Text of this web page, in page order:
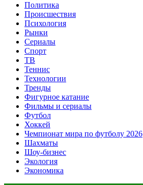
Политика
Происшествия
Психология
Рынки
Сериалы
Спорт
ТВ
Теннис
Технологии
Тренды
Фигурное катание
Фильмы и сериалы
Футбол
Хоккей
Чемпионат мира по футболу 2026
Шахматы
Шоу-бизнес
Экология
Экономика